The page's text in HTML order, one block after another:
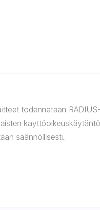
todennetaan
säännöllisesti.